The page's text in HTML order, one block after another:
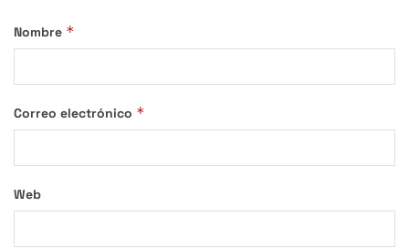
Nombre *
Correo electrónico *
Web